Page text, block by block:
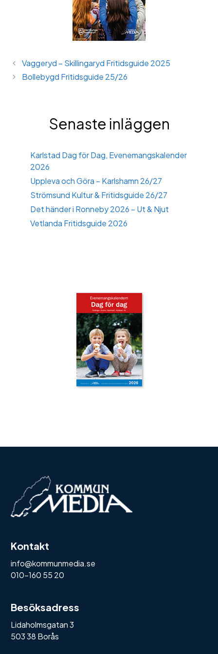
Vaggeryd – Skillingaryd Fritidsguide 2025
Bollebygd Fritidsguide 25/26
Senaste inläggen
Karlstad Dag för Dag, Evenemangskalender
2026
Uppleva och Göra – Karlshamn 26/27
Strömsund Kultur & Fritidsguide 26/27
Det händer i Ronneby 2026 – Ut & Njut
Vetlanda Fritidsguide 2026
Kontakt
info@kommunmedia.se
010-160 55 20
Besöksadress
Lidaholmsgatan 3
503 38 Borås